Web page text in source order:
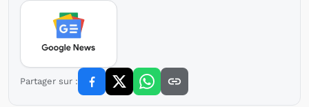
Partager sur :